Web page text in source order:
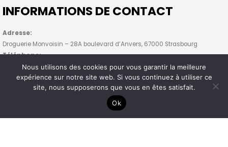
INFORMATIONS DE CONTACT
Adresse:
Droguerie Monvoisin – 28A boulevard d’Anvers, 67000 Strasbourg
Téléphone:
03 88 44 90 82
Horaires:
Lun – Ven : 09:00 – 19:00
Nous utilisons des cookies pour vous garantir la meilleure
expérience sur notre site web. Si vous continuez à utiliser ce
site, nous supposerons que vous en êtes satisfait.
Ok